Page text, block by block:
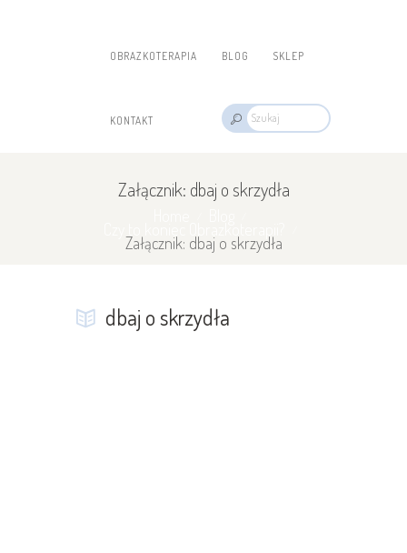
OBRAZKOTERAPIA BLOG SKLEP
KONTAKT
Załącznik: dbaj o skrzydła
Załącznik: dbaj o skrzydła
dbaj o skrzydła